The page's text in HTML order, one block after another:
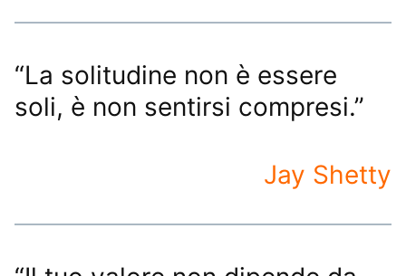
“La solitudine non è essere
soli, è non sentirsi compresi.”
Jay Shetty